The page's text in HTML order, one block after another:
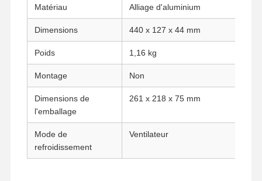
Mini PC POE
Le NAS Mini PC
Mini PC de bureau
Matériau Alliage d'aluminium
Dimensions 440 x 127 x 44 mm
Poids 1,16 kg
Montage Non
Dimensions de
l'emballage
261 x 218 x 75 mm
Mode de
refroidissement
Ventilateur